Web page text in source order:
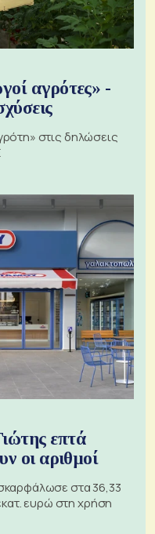
αγρότες» -
στις δηλώσεις
επτά
οι αριθμοί
στα 36,33
ευρώ στη χρήση